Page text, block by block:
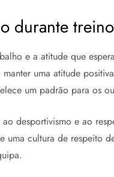
durante
e a atitude que
uma atitude
um padrão para os
desportivismo e ao
uma cultura de respeito